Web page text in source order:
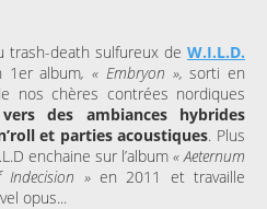
trash-death sulfureux de W.I.L.D.
1er album, « Embryon »,sorti en
nos chères contrées nordiques
des ambiances hybrides
et parties acoustiques. Plus
enchaine sur l’album « Aeternum
»en 2011 et travaille
opus...